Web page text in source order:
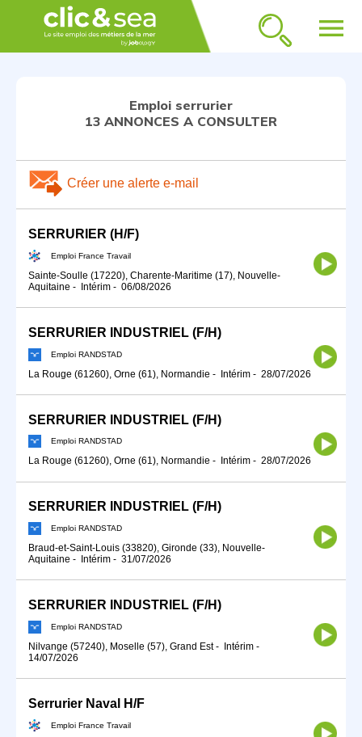
menu
Emploi serrurier
13 ANNONCES A CONSULTER
Créer une alerte e-mail
SERRURIER (H/F)
Emploi France Travail
Sainte-Soulle (17220), Charente-Maritime (17), Nouvelle-
Aquitaine - Intérim - 06/08/2026
SERRURIER INDUSTRIEL (F/H)
Emploi RANDSTAD
La Rouge (61260), Orne (61), Normandie - Intérim - 28/07/2026
SERRURIER INDUSTRIEL (F/H)
Emploi RANDSTAD
La Rouge (61260), Orne (61), Normandie - Intérim - 28/07/2026
SERRURIER INDUSTRIEL (F/H)
Emploi RANDSTAD
Braud-et-Saint-Louis (33820), Gironde (33), Nouvelle-
Aquitaine - Intérim - 31/07/2026
SERRURIER INDUSTRIEL (F/H)
Emploi RANDSTAD
Nilvange (57240), Moselle (57), Grand Est- Intérim -
14/07/2026
Serrurier Naval H/F
Emploi France Travail